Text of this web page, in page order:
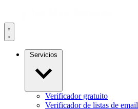
Servicios
Verificador gratuito
Verificador de listas de email